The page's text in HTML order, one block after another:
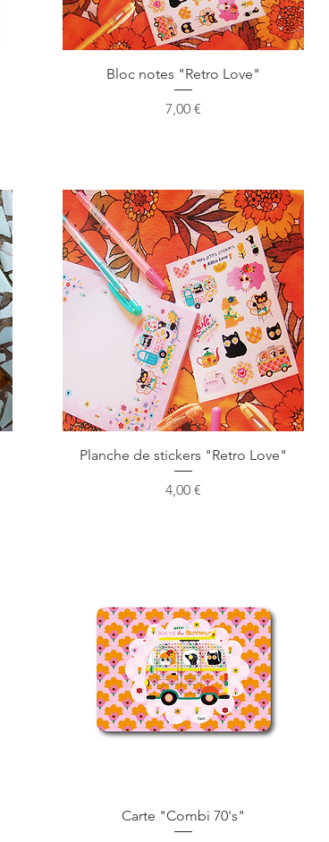
Aperçu rapide
Bloc notes "Retro Love"
Prix
7,00 €
Aperçu rapide
Planche de stickers "Retro Love"
Prix
4,00 €
Aperçu rapide
Carte "Combi 70's"